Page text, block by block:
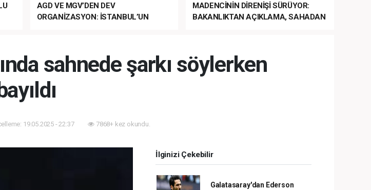
AGD VE MGV’DEN DEV
ORGANİZASYON: İSTANBUL’UN
MADENCİNİN DİRENİŞİ SÜRÜYOR:
BAKANLIKTAN AÇIKLAMA, SAHADAN
sahnede şarkı söylerken
19.05.2025 - 22:37 7868+ kez okundu.
İlginizi Çekebilir
Galatasaray'dan Ederson